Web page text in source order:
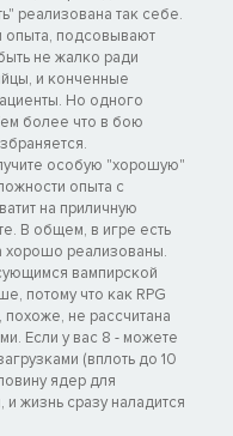
реализована так себе.
подсовывают
не жалко ради
и конченные
Но одного
более что в бою
особую "хорошую"
опыта с
на приличную
В общем, в игре есть
хорошо реализованы.
вампирской
потому что как RPG
похоже, не рассчитана
Если у вас 8 - можете
(вплоть до 10
ядер для
жизнь сразу наладится